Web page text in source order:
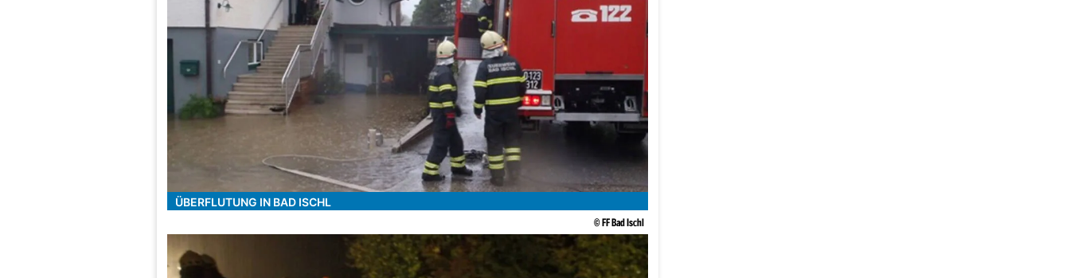
ÜBERFLUTUNG IN BAD ISCHL
© FF Bad Ischl